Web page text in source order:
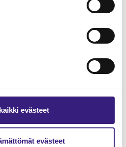
evästeet
evästeet